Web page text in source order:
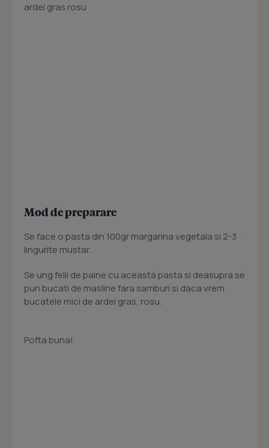
ardei gras rosu
Mod de preparare
Se face o pasta din 100gr margarina vegetala si 2-3
lingurite mustar.
Se ung felii de paine cu aceasta pasta si deasupra se
pun bucati de masline fara samburi si daca vrem
bucatele mici de ardei gras, rosu.
Pofta buna!